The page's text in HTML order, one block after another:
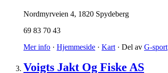
Nordmyrveien 4, 1820 Spydeberg
69 83 70 43
Mer info · Hjemmeside · Kart · Del av G-sport
Voigts Jakt Og Fiske AS